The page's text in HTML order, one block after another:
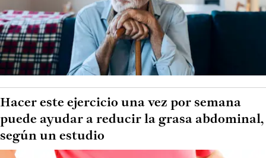
Hacer este ejercicio una vez por semana
puede ayudar a reducir la grasa abdominal,
según un estudio